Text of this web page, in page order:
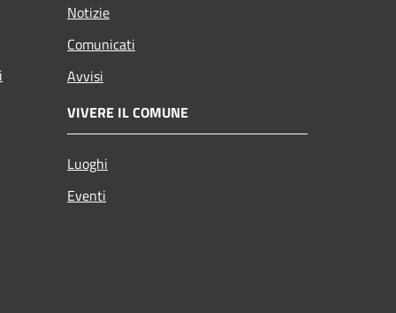
Notizie
Comunicati
Avvisi
VIVERE IL COMUNE
Luoghi
Eventi